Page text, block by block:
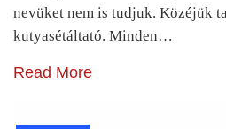
nevüket nem is tudjuk. Közéjük
kutyasétáltató. Minden…
Read More